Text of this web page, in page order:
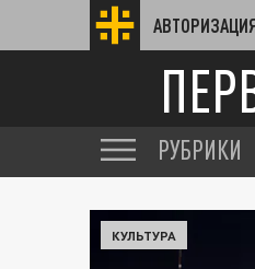
РУБРИКИ
КУЛЬТУРА